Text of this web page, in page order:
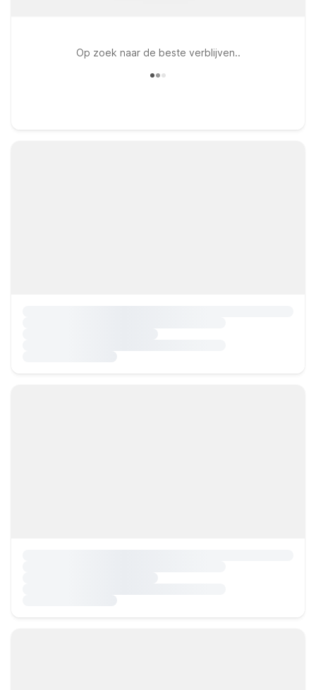
Op zoek naar de beste verblijven..